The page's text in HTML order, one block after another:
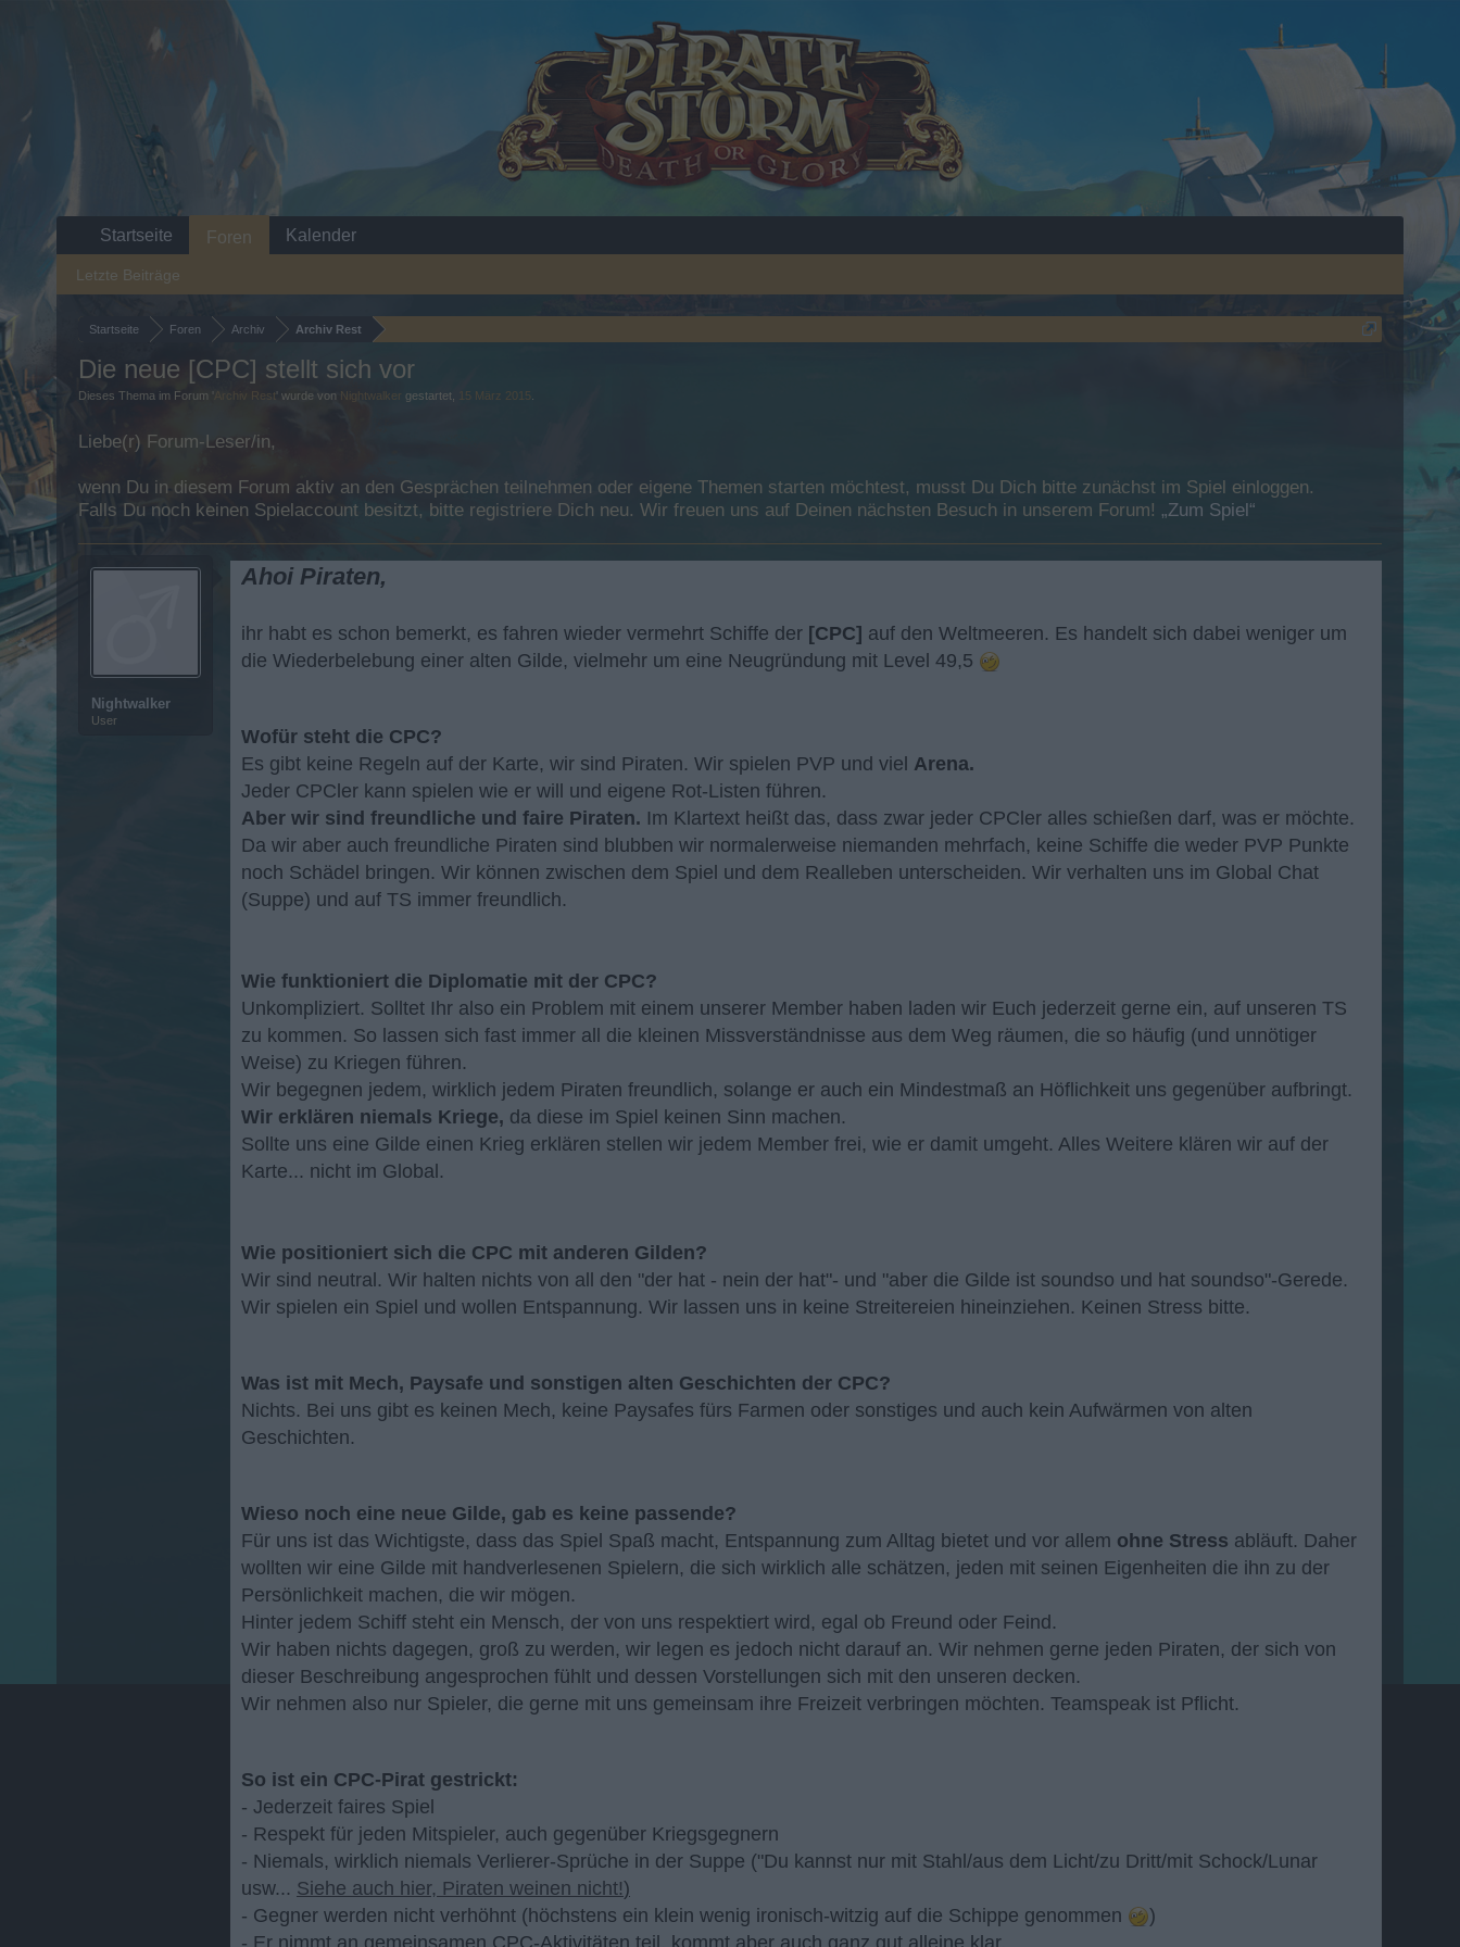
Startseite Foren Archiv Archiv Rest
Die neue [CPC] stellt sich vor
Dieses Thema im Forum ' Archiv Rest' wurde von Nightwalker gestartet, 15 März 2015
Liebe(r) Forum-Leser/in,
wenn Du in diesem Forum aktiv an den Gesprächen teilnehmen oder eigene Themen starten möchtest, musst Du Dich bitte zunächst im Spiel einloggen.
Falls Du noch keinen Spielaccount besitzt, bitte registriere Dich neu. Wir freuen uns auf Deinen nächsten Besuch in unserem Forum! „Zum Spiel“
Nightwalker
User
Ahoi Piraten,
ihr habt es schon bemerkt, es fahren wieder vermehrt Schiffe der [CPC] auf den Weltmeeren. Es handelt sich dabei weniger um
die Wiederbelebung einer alten Gilde, vielmehr um eine Neugründung mit Level 49,5
Wofür steht die CPC?
Es gibt keine Regeln auf der Karte, wir sind Piraten. Wir spielen PVP und viel Arena.
Jeder CPCler kann spielen wie er will und eigene Rot-Listen führen.
Aber wir sind freundliche und faire Piraten. Im Klartext heißt das, dass zwar jeder CPCler alles schießen darf, was er möchte.
Da wir aber auch freundliche Piraten sind blubben wir normalerweise niemanden mehrfach, keine Schiffe die weder PVP Punkte
noch Schädel bringen. Wir können zwischen dem Spiel und dem Realleben unterscheiden. Wir verhalten uns im Global Chat
(Suppe) und auf TS immer freundlich.
Wie funktioniert die Diplomatie mit der CPC?
Unkompliziert. Solltet Ihr also ein Problem mit einem unserer Member haben laden wir Euch jederzeit gerne ein, auf unseren TS
zu kommen. So lassen sich fast immer all die kleinen Missverständnisse aus dem Weg räumen, die so häufig (und unnötiger
Weise) zu Kriegen führen.
Wir begegnen jedem, wirklich jedem Piraten freundlich, solange er auch ein Mindestmaß an Höflichkeit uns gegenüber aufbringt.
Wir erklären niemals Kriege, da diese im Spiel keinen Sinn machen.
Sollte uns eine Gilde einen Krieg erklären stellen wir jedem Member frei, wie er damit umgeht. Alles Weitere klären wir auf der
Karte... nicht im Global.
Wie positioniert sich die CPC mit anderen Gilden?
Wir sind neutral. Wir halten nichts von all den "der hat - nein der hat"- und "aber die Gilde ist soundso und hat soundso"-Gerede.
Wir spielen ein Spiel und wollen Entspannung. Wir lassen uns in keine Streitereien hineinziehen. Keinen Stress bitte.
Was ist mit Mech, Paysafe und sonstigen alten Geschichten der CPC?
Nichts. Bei uns gibt es keinen Mech, keine Paysafes fürs Farmen oder sonstiges und auch kein Aufwärmen von alten
Geschichten.
Wieso noch eine neue Gilde, gab es keine passende?
Für uns ist das Wichtigste, dass das Spiel Spaß macht, Entspannung zum Alltag bietet und vor allem ohne Stress abläuft. Daher
wollten wir eine Gilde mit handverlesenen Spielern, die sich wirklich alle schätzen, jeden mit seinen Eigenheiten die ihn zu der
Persönlichkeit machen, die wir mögen.
Hinter jedem Schiff steht ein Mensch, der von uns respektiert wird, egal ob Freund oder Feind.
Wir haben nichts dagegen, groß zu werden, wir legen es jedoch nicht darauf an. Wir nehmen gerne jeden Piraten, der sich von
dieser Beschreibung angesprochen fühlt und dessen Vorstellungen sich mit den unseren decken.
Wir nehmen also nur Spieler, die gerne mit uns gemeinsam ihre Freizeit verbringen möchten. Teamspeak ist Pflicht.
So ist ein CPC-Pirat gestrickt:
- Jederzeit faires Spiel
- Respekt für jeden Mitspieler, auch gegenüber Kriegsgegnern
- Niemals, wirklich niemals Verlierer-Sprüche in der Suppe ("Du kannst nur mit Stahl/aus dem Licht/zu Dritt/mit Schock/Lunar
usw... Siehe auch hier, Piraten weinen nicht!)
- Gegner werden nicht verhöhnt (höchstens ein klein wenig ironisch-witzig auf die Schippe genommen
)
- Er nimmt an gemeinsamen CPC-Aktivitäten teil, kommt aber auch ganz gut alleine klar.
Startseite Foren
Letzte Beiträge
Kalender